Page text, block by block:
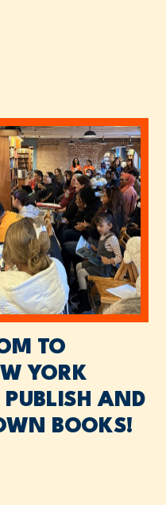
TO
YORK
PUBLISH AND
BOOKS!